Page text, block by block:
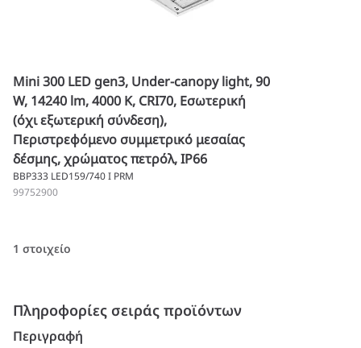
Mini 300 LED gen3, Under-canopy light, 90
W, 14240 lm, 4000 K, CRI70, Εσωτερική
(όχι εξωτερική σύνδεση),
Περιστρεφόμενο συμμετρικό μεσαίας
δέσμης, χρώματος πετρόλ, IP66
BBP333 LED159/740 I PRM
99752900
1 στοιχείο
Πληροφορίες σειράς προϊόντων
Περιγραφή